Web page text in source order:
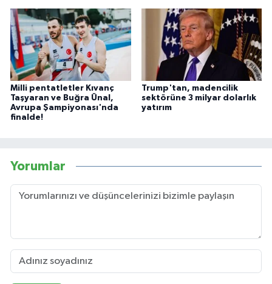
Milli pentatletler Kıvanç
Taşyaran ve Buğra Ünal,
Avrupa Şampiyonası'nda
finalde!
Trump'tan, madencilik
sektörüne 3 milyar dolarlık
yatırım
Yorumlar